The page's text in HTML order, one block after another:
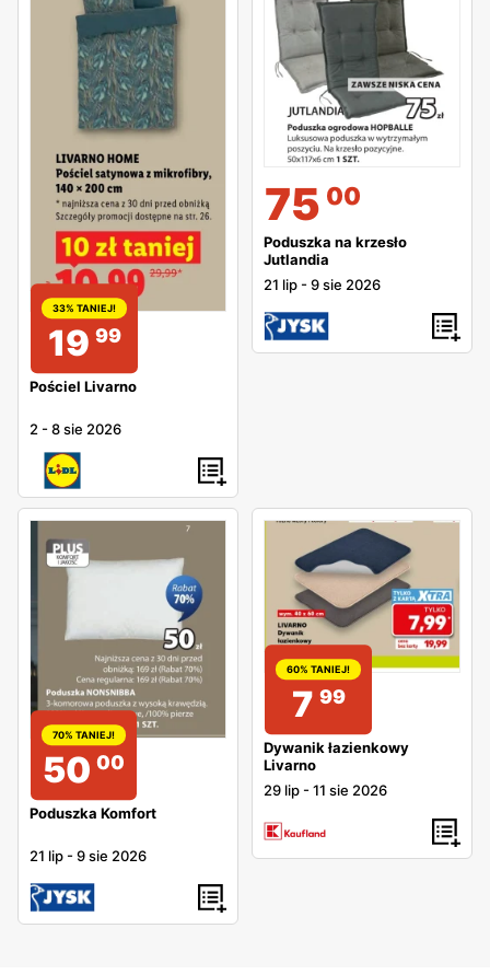
33% TANIEJ!
19 99
Pościel Livarno
2 -8 sie 2026
75 00
Poduszka na krzesło
Jutlandia
21 lip -9 sie 2026
70% TANIEJ!
50 00
Poduszka Komfort
21 lip -9 sie 2026
60% TANIEJ!
7 99
Dywanik łazienkowy
Livarno
29 lip -11 sie 2026